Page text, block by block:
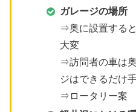
ガレージの場所
⇒奥に設置する
大変
⇒訪問者の車は
ジはできるだけ
⇒ロータリー案